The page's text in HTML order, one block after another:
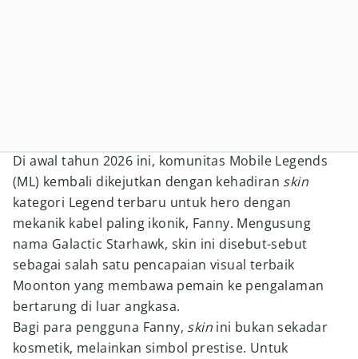
Di awal tahun 2026 ini, komunitas Mobile Legends
(ML) kembali dikejutkan dengan kehadiran skin
kategori Legend terbaru untuk hero dengan
mekanik kabel paling ikonik, Fanny. Mengusung
nama Galactic Starhawk, skin ini disebut-sebut
sebagai salah satu pencapaian visual terbaik
Moonton yang membawa pemain ke pengalaman
bertarung di luar angkasa.
Bagi para pengguna Fanny, skin ini bukan sekadar
kosmetik, melainkan simbol prestise. Untuk